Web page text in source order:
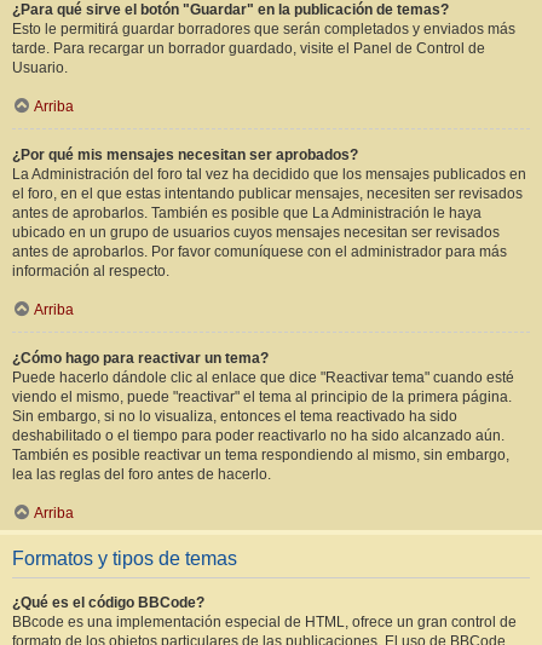
¿Para qué sirve el botón "Guardar" en la publicación de temas?
Esto le permitirá guardar borradores que serán completados y enviados más
tarde. Para recargar un borrador guardado, visite el Panel de Control de
Usuario.
Arriba
¿Por qué mis mensajes necesitan ser aprobados?
La Administración del foro tal vez ha decidido que los mensajes publicados en
el foro, en el que estas intentando publicar mensajes, necesiten ser revisados
antes de aprobarlos. También es posible que La Administración le haya
ubicado en un grupo de usuarios cuyos mensajes necesitan ser revisados
antes de aprobarlos. Por favor comuníquese con el administrador para más
información al respecto.
Arriba
¿Cómo hago para reactivar un tema?
Puede hacerlo dándole clic al enlace que dice "Reactivar tema" cuando esté
viendo el mismo, puede "reactivar" el tema al principio de la primera página.
Sin embargo, si no lo visualiza, entonces el tema reactivado ha sido
deshabilitado o el tiempo para poder reactivarlo no ha sido alcanzado aún.
También es posible reactivar un tema respondiendo al mismo, sin embargo,
lea las reglas del foro antes de hacerlo.
Arriba
Formatos y tipos de temas
¿Qué es el código BBCode?
BBcode es una implementación especial de HTML, ofrece un gran control de
formato de los objetos particulares de las publicaciones. El uso de BBCode